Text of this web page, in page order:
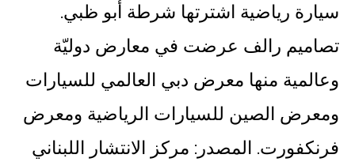
سيارة رياضية اشترتها شرطة أبو ظبي.
تصاميم رالف عرضت في معارض دوليّة
وعالمية منها معرض دبي العالمي للسيارات
ومعرض الصين للسيارات الرياضية ومعرض
فرنكفورت. المصدر: مركز الانتشار اللبناني